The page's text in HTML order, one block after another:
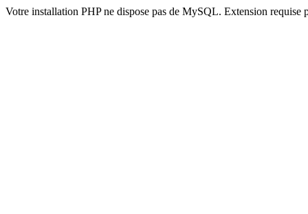
Votre installation PHP ne dispose pas de MySQL. Extension requise